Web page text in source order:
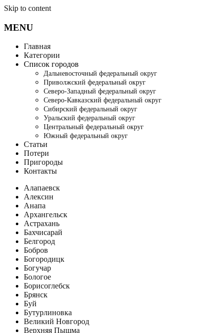
Skip to content
MENU
Главная
Категории
Список городов
Дальневосточный федеральный округ
Приволжский федеральный округ
Северо-Западный федеральный округ
Северо-Кавказский федеральный округ
Сибирский федеральный округ
Уральский федеральный округ
Центральный федеральный округ
Южный федеральный округ
Статьи
Потери
Пригороды
Контакты
Алапаевск
Алексин
Анапа
Архангельск
Астрахань
Бахчисарай
Белгород
Бобров
Богородицк
Богучар
Бологое
Борисоглебск
Брянск
Буй
Бутурлиновка
Великий Новгород
Верхняя Пышма